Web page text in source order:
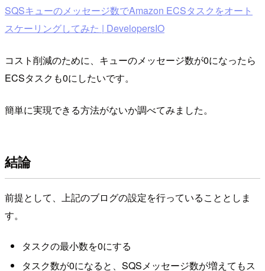
SQSキューのメッセージ数でAmazon ECSタスクをオート
スケーリングしてみた | DevelopersIO
コスト削減のために、キューのメッセージ数が0になったら
ECSタスクも0にしたいです。
簡単に実現できる方法がないか調べてみました。
結論
前提として、上記のブログの設定を行っていることとしま
す。
タスクの最小数を0にする
タスク数が0になると、SQSメッセージ数が増えてもス